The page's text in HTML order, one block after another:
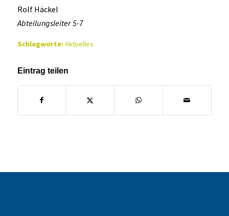
Rolf Häckel
Abteilungsleiter 5-7
Schlagworte:Aktuelles
Eintrag teilen